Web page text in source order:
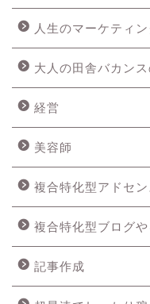
人生のマーケティ
大人の田舎バカン
経営
美容師
複合特化型アドセ
複合特化型ブログや
記事作成